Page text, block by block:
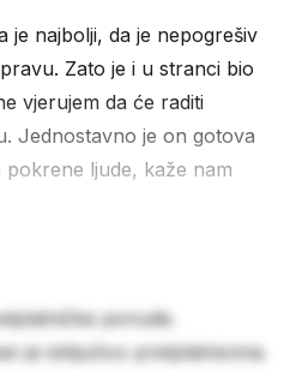
je najbolji, da je nepogrešiv
Zato je i u stranci bio
vjerujem da će raditi
Jednostavno je on gotova
ljude, kaže nam
ponude.
je isključivo pretplatnicima.